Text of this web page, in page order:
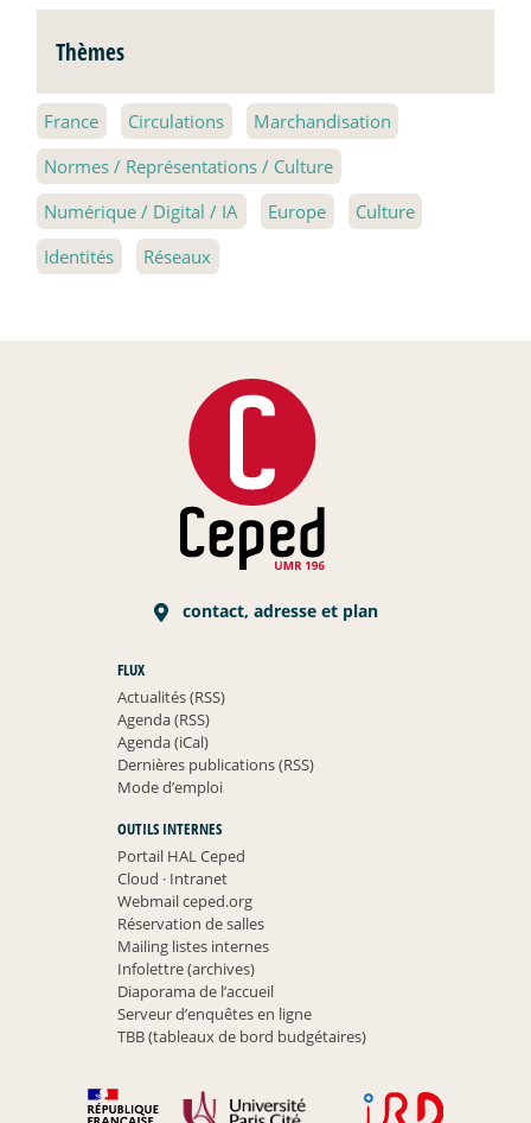
Thèmes
France Circulations
Marchandisation
Normes / Représentations / Culture
Numérique / Digital / IA
Europe
Culture
Identités
Réseaux
contact, adresse et plan
FLUX
Actualités (RSS)
Agenda (RSS)
Agenda (iCal)
Dernières publications (RSS)
Mode d’emploi
OUTILS INTERNES
Portail HAL Ceped
Cloud ·Intranet
Webmail ceped.org
Réservation de salles
Mailing listes internes
Infolettre (archives)
Diaporama de l’accueil
Serveur d’enquêtes en ligne
TBB (tableaux de bord budgétaires)